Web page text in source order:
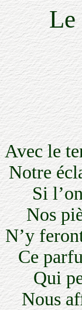
Le
Avec le
Si l’on
Nos
feront
Ce
Qui
Nous